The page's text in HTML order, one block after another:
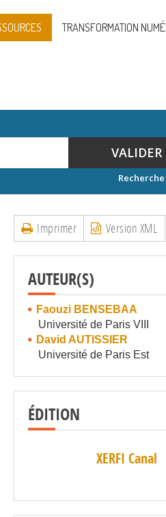
TRANSFORMATION
VALIDER
Imprimer Version XML
AUTEUR(S)
Faouzi BENSEBAA
Université de Paris VIII
David AUTISSIER
Université de Paris Est
ÉDITION
XERFI Canal